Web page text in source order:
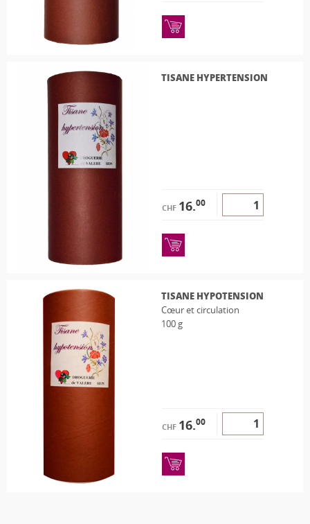
TISANE HYPERTENSION
CHF 16.00
TISANE HYPOTENSION
Cœur et circulation
100 g
CHF 16.00